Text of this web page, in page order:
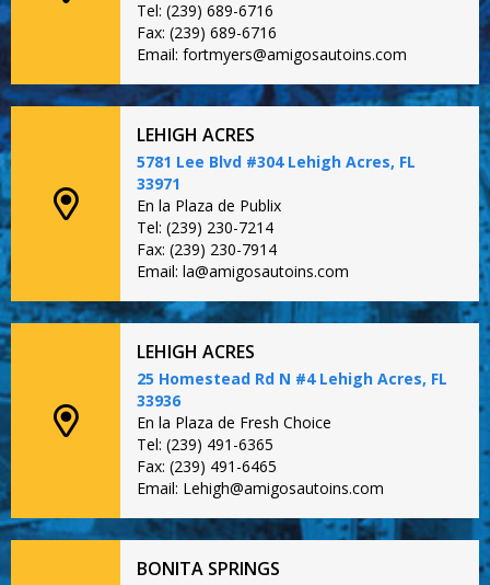
Tel: (239) 689-6716
Fax: (239) 689-6716
Email: fortmyers@amigosautoins.com
LEHIGH ACRES
5781 Lee Blvd #304 Lehigh Acres, FL
33971
En la Plaza de Publix
Tel: (239) 230-7214
Fax: (239) 230-7914
Email: la@amigosautoins.com
LEHIGH ACRES
25 Homestead Rd N #4 Lehigh Acres, FL
33936
En la Plaza de Fresh Choice
Tel: (239) 491-6365
Fax: (239) 491-6465
Email: Lehigh@amigosautoins.com
BONITA SPRINGS